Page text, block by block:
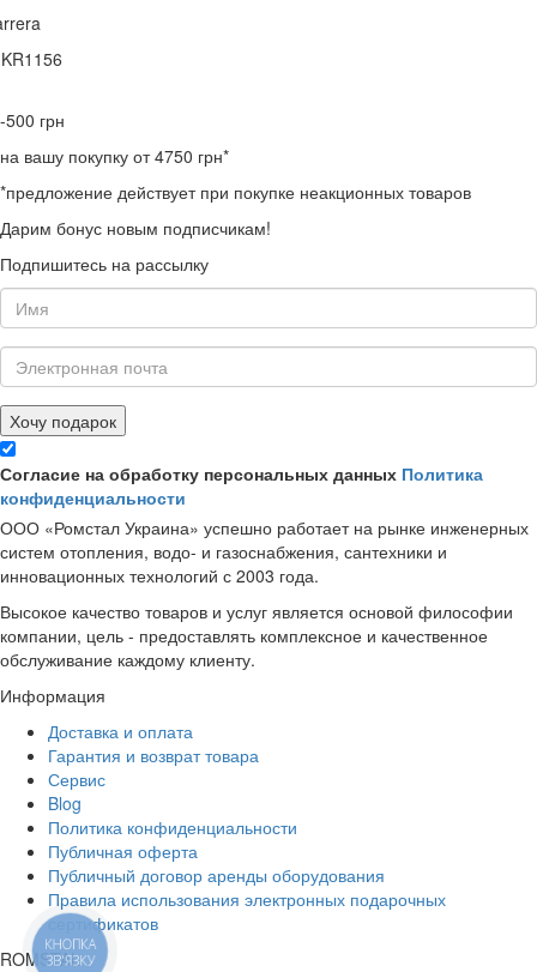
-500 грн
на вашу покупку от 4750 грн*
*предложение действует при покупке неакционных товаров
Дарим бонус новым подписчикам!
Подпишитесь на рассылку
Хочу подарок
Согласие на обработку персональных данных Политика
конфиденциальности
ООО «Ромстал Украина» успешно работает на рынке инженерных
систем отопления, водо- и газоснабжения, сантехники и
инновационных технологий с 2003 года.
Высокое качество товаров и услуг является основой философии
компании, цель - предоставлять комплексное и качественное
обслуживание каждому клиенту.
Информация
Доставка и оплата
Гарантия и возврат товара
Сервис
Blog
Политика конфиденциальности
Публичная оферта
Публичный договор аренды оборудования
Правила использования электронных подарочных
сертификатов
ROMSTAL
КНОПКА
ЗВ'ЯЗКУ